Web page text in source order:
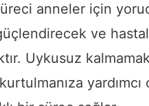
anneler için
ve
Uykusuz
kurtulmanıza